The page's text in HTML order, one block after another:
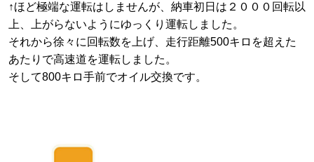
↑ほど極端な運転はしませんが、納車初日は２０００回転以
上、上がらないようにゆっくり運転しました。
それから徐々に回転数を上げ、走行距離500キロを超えた
あたりで高速道を運転しました。
そして800キロ手前でオイル交換です。